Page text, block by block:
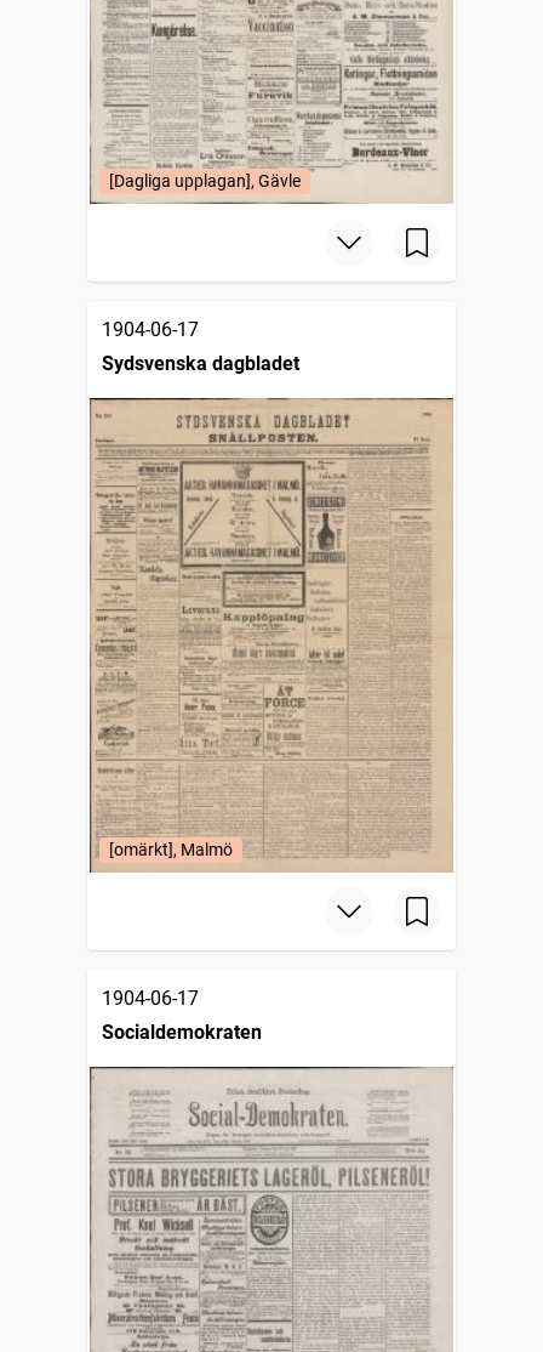
[Dagliga upplagan], Gävle
1904-06-17
Sydsvenska dagbladet
[omärkt], Malmö
1904-06-17
Socialdemokraten